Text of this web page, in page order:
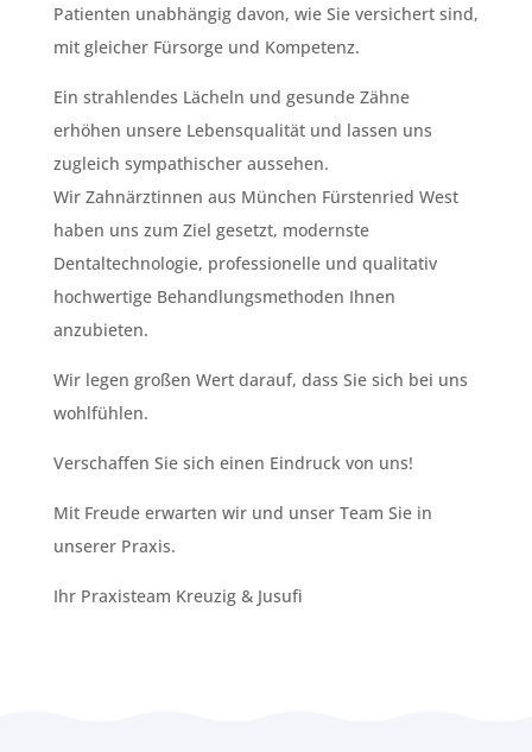
Patienten unabhängig davon, wie Sie versichert sind,
mit gleicher Fürsorge und Kompetenz.
Ein strahlendes Lächeln und gesunde Zähne
erhöhen unsere Lebensqualität und lassen uns
zugleich sympathischer aussehen.
Wir Zahnärztinnen aus München Fürstenried West
haben uns zum Ziel gesetzt, modernste
Dentaltechnologie, professionelle und qualitativ
hochwertige Behandlungsmethoden Ihnen
anzubieten.
Wir legen großen Wert darauf, dass Sie sich bei uns
wohlfühlen.
Verschaffen Sie sich einen Eindruck von uns!
Mit Freude erwarten wir und unser Team Sie in
unserer Praxis.
Ihr Praxisteam Kreuzig & Jusufi